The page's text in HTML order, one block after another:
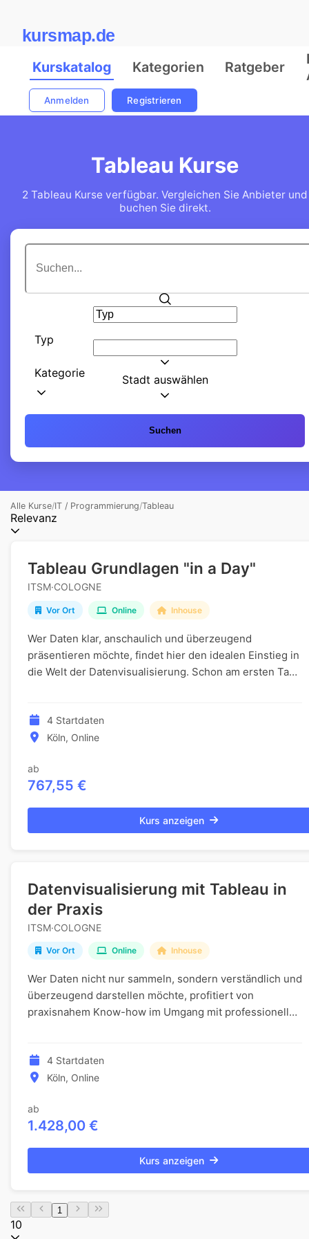
kursmap.de
Kurskatalog Kategorien Ratgeber
Anmelden Registrieren
Tableau Kurse
2 Tableau Kurse verfügbar. Vergleichen Sie Anbieter und
buchen Sie direkt.
Typ
Kategorie Stadt auswählen
Suchen
Alle Kurse/IT / Programmierung/Tableau
Relevanz
Tableau Grundlagen "in a Day"
ITSM·COLOGNE
Vor Ort Online Inhouse
Wer Daten klar, anschaulich und überzeugend
präsentieren möchte, findet hier den idealen Einstieg in
die Welt der Datenvisualisierung. Schon am ersten Tag
4 Startdaten
Köln, Online
ab
767,55 €
Kurs anzeigen
Datenvisualisierung mit Tableau in
der Praxis
ITSM·COLOGNE
Vor Ort Online Inhouse
Wer Daten nicht nur sammeln, sondern verständlich und
überzeugend darstellen möchte, profitiert von
praxisnahem Know-how im Umgang mit professionellen
4 Startdaten
Köln, Online
ab
1.428,00 €
Kurs anzeigen
1
10